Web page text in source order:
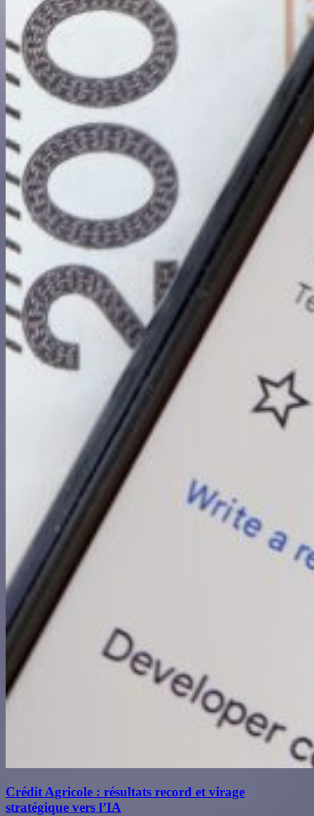
Crédit Agricole : résultats record et virage
stratégique vers l’IA